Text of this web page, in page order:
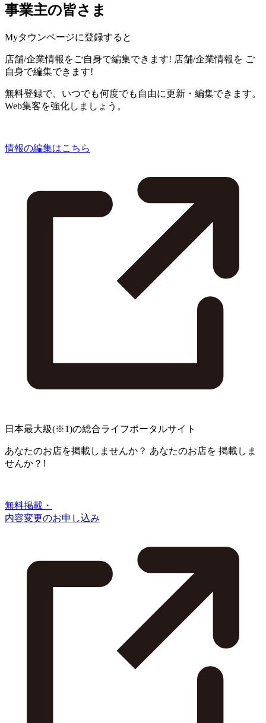
事業主の皆さま
Myタウンページに登録すると
店舗/企業情報をご自身で編集できます! 店舗/企業情報を ご
自身で編集できます!
無料登録で、いつでも何度でも自由に更新・編集できます。
Web集客を強化しましょう。
情報の編集はこちら
日本最大級(※1)の総合ライフポータルサイト
あなたのお店を掲載しませんか？ あなたのお店を 掲載しま
せんか？!
無料掲載・
内容変更のお申し込み